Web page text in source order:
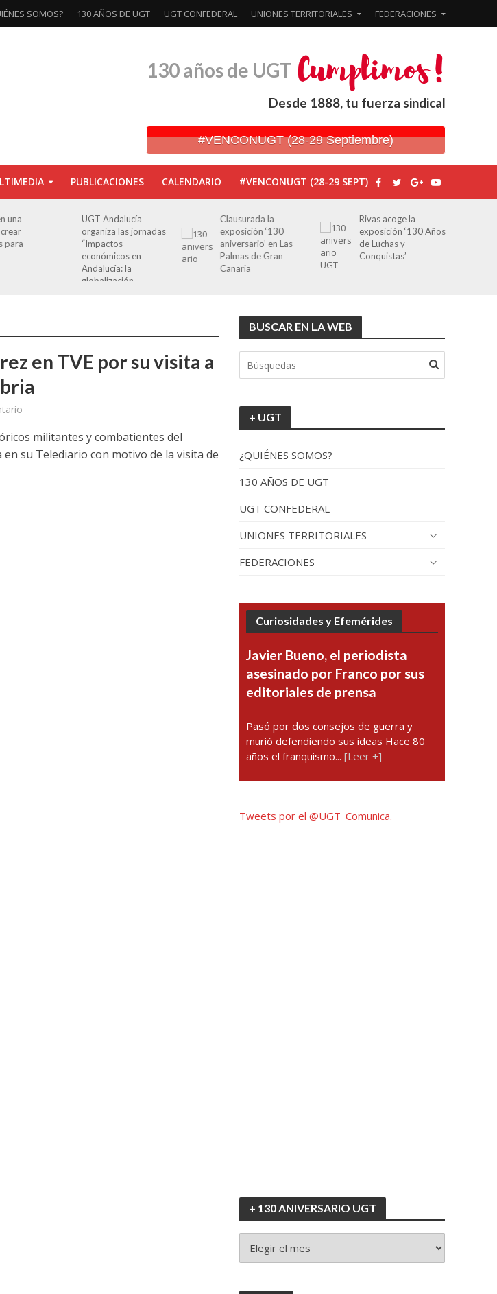
SOMOS? 130 AÑOS DE UGT UGT CONFEDERAL UNIONES TERRITORIALES FEDERACIONES
130 años de UGT
Desde 1888, tu fuerza sindical
#VENCONUGT (28-29 Septiembre)
PUBLICACIONES CALENDARIO #VENCONUGT (28-29 SEPT)
una
para
UGT Andalucía
organiza las jornadas
“Impactos
económicos en
Andalucía: la
globalización
Clausurada la
exposición ‘130
aniversario’ en Las
Palmas de Gran
Canaria
Rivas acoge la
exposición ‘130 Años
de Luchas y
Conquistas’
en TVE por su visita a
militantes y combatientes del
su Telediario con motivo de la visita de
BUSCAR EN LA WEB
+ UGT
¿QUIÉNES SOMOS?
130 AÑOS DE UGT
UGT CONFEDERAL
UNIONES TERRITORIALES
FEDERACIONES
Curiosidades y Efemérides
Javier Bueno, el periodista
asesinado por Franco por sus
editoriales de prensa
Pasó por dos consejos de guerra y
murió defendiendo sus ideas Hace 80
años el franquismo...[Leer +]
Tweets por el @UGT_Comunica.
+ 130 ANIVERSARIO UGT
130